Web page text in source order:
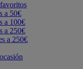
a 50€
a 100€
a 250€
a 250€